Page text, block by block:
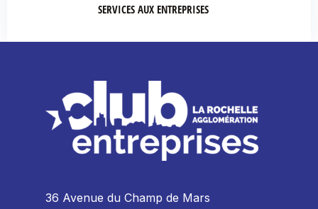
SERVICES AUX ENTREPRISES
36 Avenue du Champ de Mars